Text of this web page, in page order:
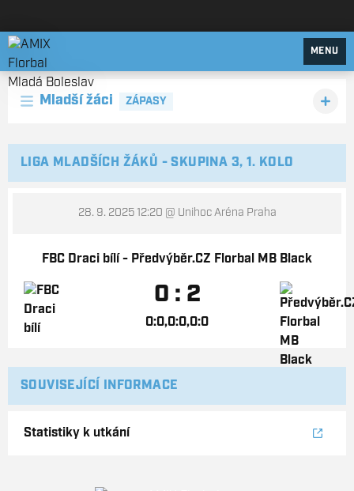
AMIX Florbal Mladá Boleslav
MENU
Mladší žáci ZÁPASY
LIGA MLADŠÍCH ŽÁKŮ - SKUPINA 3, 1. KOLO
28. 9. 2025 12:20 @ Unihoc Aréna Praha
FBC Draci bílí - Předvýběr.CZ Florbal MB Black
0 : 2
0:0,0:0,0:0
SOUVISEJÍCÍ INFORMACE
Statistiky k utkání